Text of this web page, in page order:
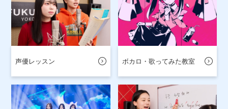
声優レッスン ボカロ・歌ってみた教室